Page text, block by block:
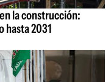
la construcción:
hasta 2031